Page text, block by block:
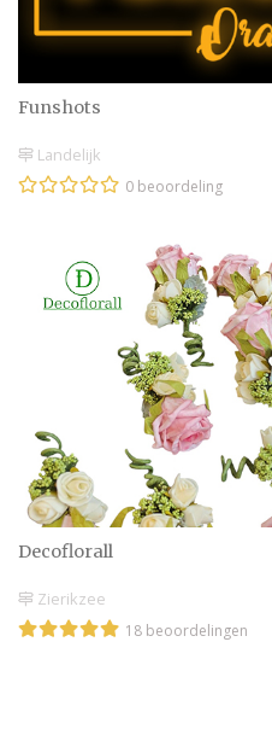
Funshots
Landelijk
0 beoordeling
Decoflorall
Zierikzee
18 beoordelingen